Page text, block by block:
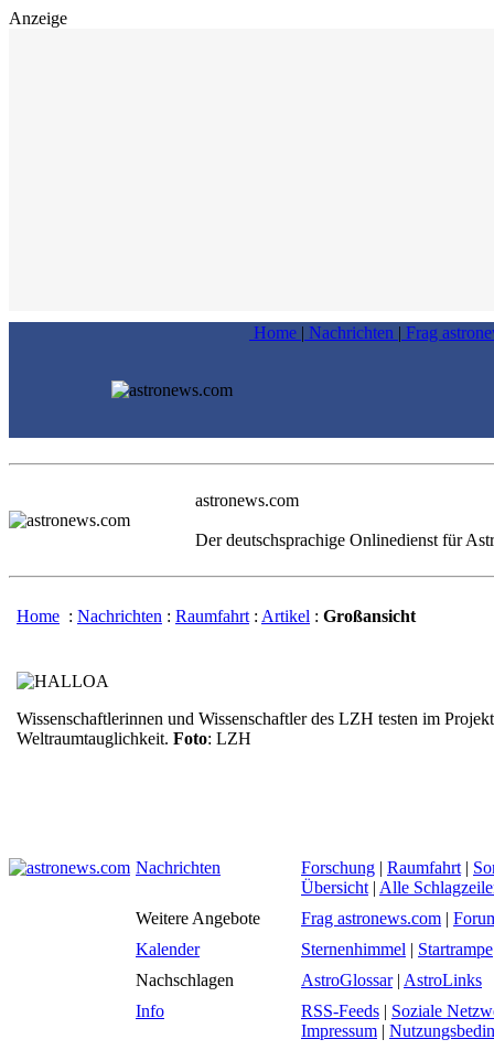
Anzeige
Home | Nachrichten | Frag
astronews.com
Der deutschsprachige Onlinedienst für
Home : Nachrichten : Raumfahrt : Artikel : Großansicht
Wissenschaftlerinnen und Wissenschaftler des LZH testen im
Weltraumtauglichkeit. Foto: LZH
Nachrichten Forschung | Raumfahrt |
Übersicht | Alle
Weitere Angebote
Frag astronews.com |
Kalender
Sternenhimmel | Startrampe
Nachschlagen
AstroGlossar| AstroLinks
Info
RSS-Feeds | Soziale
Impressum |